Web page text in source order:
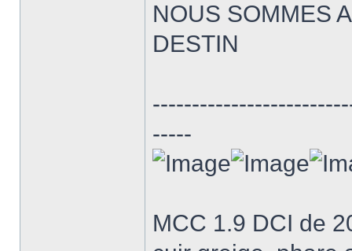
NOUS SOMMES
DESTIN
-----
MCC 1.9 DCI de